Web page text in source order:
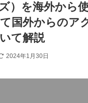
）を海外から
国外からのア
て解説
2024年1月30日